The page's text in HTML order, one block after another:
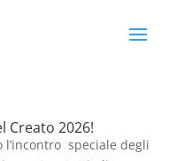
Creato 2026!
speciale degli